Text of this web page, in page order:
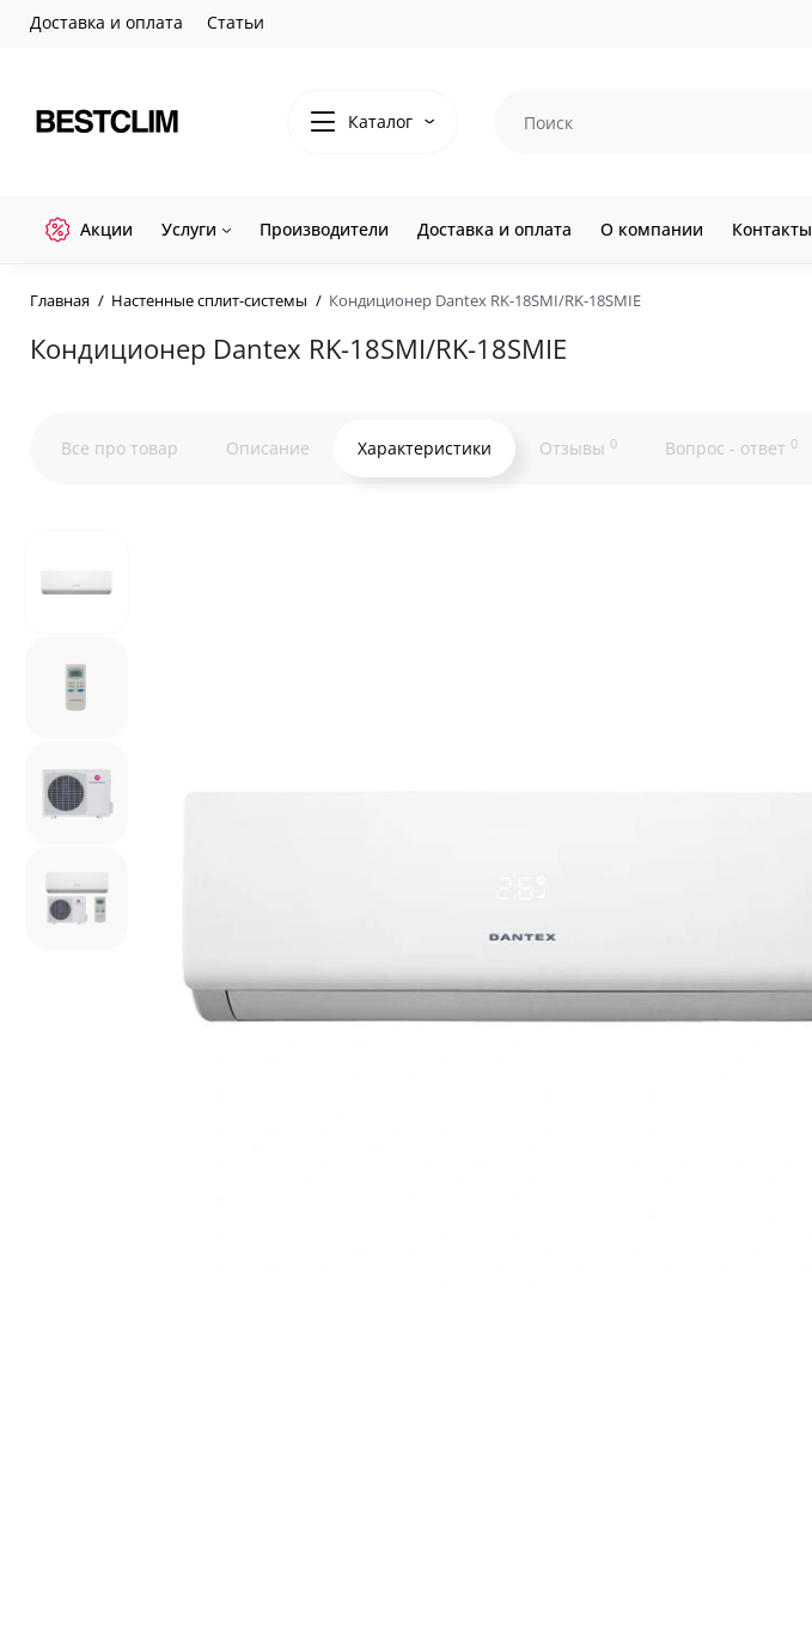
Доставка и оплата Статьи
Каталог
Акции Услуги Производители Доставка и оплата О компании Контакты
Главная Настенные сплит-системы Кондиционер Dantex RK-18SMI/RK-18SMIE
Кондиционер Dantex RK-18SMI/RK-18SMIE
Все про товар Описание Характеристики Отзывы 0 Вопрос - ответ 0